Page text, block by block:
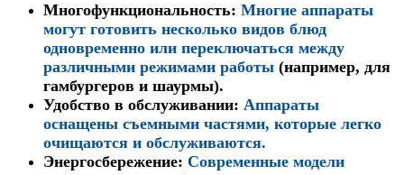
Многофункциональность: Многие аппараты
могут готовить несколько видов блюд
одновременно или переключаться между
различными режимами работы (например, для
гамбургеров и шаурмы).
Удобство в обслуживании: Аппараты
оснащены съемными частями, которые легко
очищаются и обслуживаются.
Энергосбережение: Современные модели